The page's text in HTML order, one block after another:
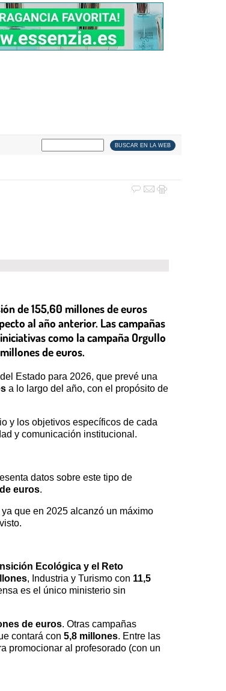
de 155,60 millones de euros
al año anterior. Las campañas
como la campaña Orgullo
de euros.
Estado para 2026, que prevé una
a lo largo del año, con el propósito de
y los objetivos específicos de cada
y comunicación institucional.
datos sobre este tipo de
euros.
ya que en 2025 alcanzó un máximo
Ecológica y el Reto
, Industria y Turismo con 11,5
es el único ministerio sin
de euros. Otras campañas
contará con 5,8 millones. Entre las
promocionar al profesorado (con un